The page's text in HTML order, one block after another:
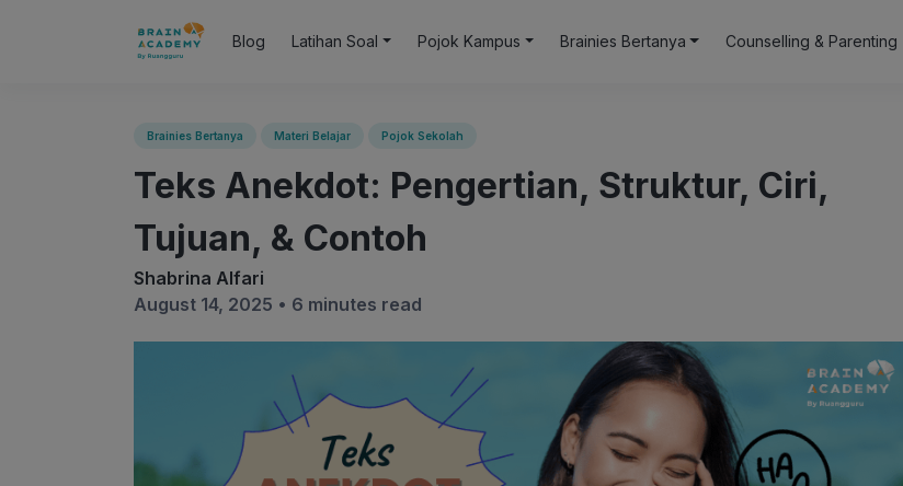
Blog Latihan Soal Pojok Kampus Brainies Bertanya Counselling & Parenting
Brainies Bertanya Materi Belajar Pojok Sekolah
Teks Anekdot: Pengertian, Struktur, Ciri,
Tujuan, & Contoh
Shabrina Alfari
August 14, 2025 • 6 minutes read